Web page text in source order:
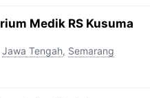
Medik RS Kusuma
Jawa Tengah, Semarang